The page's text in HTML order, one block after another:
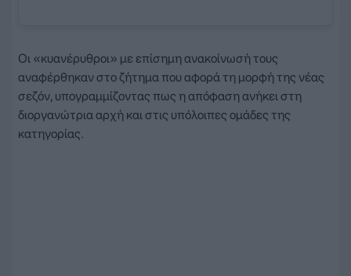
Οι «κυανέρυθροι» με επίσημη ανακοίνωσή τους
αναφέρθηκαν στο ζήτημα που αφορά τη μορφή της νέας
σεζόν, υπογραμμίζοντας πως η απόφαση ανήκει στη
διοργανώτρια αρχή και στις υπόλοιπες ομάδες της
κατηγορίας.